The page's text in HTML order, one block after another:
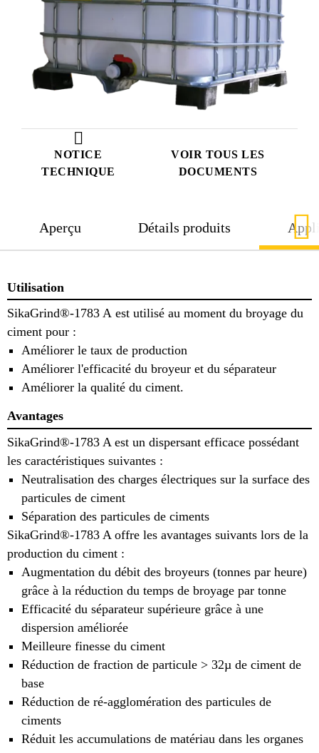
NOTICE
TECHNIQUE
VOIR TOUS LES
DOCUMENTS
Aperçu Détails produits
Utilisation
SikaGrind®-1783 A est utilisé au moment du broyage du
ciment pour :
Améliorer le taux de production
Améliorer l'efficacité du broyeur et du séparateur
Améliorer la qualité du ciment.
Avantages
SikaGrind®-1783 A est un dispersant efficace possédant
les caractéristiques suivantes :
Neutralisation des charges électriques sur la surface des
particules de ciment
Séparation des particules de ciments
SikaGrind®-1783 A offre les avantages suivants lors de la
production du ciment :
Augmentation du débit des broyeurs (tonnes par heure)
grâce à la réduction du temps de broyage par tonne
Efficacité du séparateur supérieure grâce à une
dispersion améliorée
Meilleure finesse du ciment
Réduction de fraction de particule > 32µ de ciment de
base
Réduction de ré-agglomération des particules de
ciments
Réduit les accumulations de matériau dans les organes